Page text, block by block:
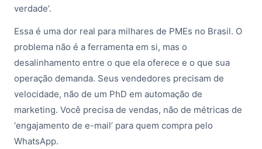
verdade’.
Essa é uma dor real para milhares de PMEs no Brasil. O
problema não é a ferramenta em si, mas o
desalinhamento entre o que ela oferece e o que sua
operação demanda. Seus vendedores precisam de
velocidade, não de um PhD em automação de
marketing. Você precisa de vendas, não de métricas de
‘engajamento de e-mail’ para quem compra pelo
WhatsApp.